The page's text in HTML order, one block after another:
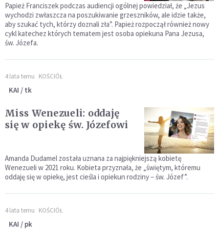
Papież Franciszek podczas audiencji ogólnej powiedział, że „Jezus
wychodzi zwłaszcza na poszukiwanie grzeszników, ale idzie także,
aby szukać tych, którzy doznali zła”. Papież rozpoczął również nowy
cykl katechez których tematem jest osoba opiekuna Pana Jezusa,
św. Józefa.
4 lata temu KOŚCIÓŁ
KAI / tk
Miss Wenezueli: oddaję
się w opiekę św. Józefowi
Amanda Dudamel została uznana za najpiękniejszą kobietę
Wenezueli w 2021 roku. Kobieta przyznała, że „świętym, któremu
oddaję się w opiekę, jest cieśla i opiekun rodziny – św. Józef”.
4 lata temu KOŚCIÓŁ
KAI / pk